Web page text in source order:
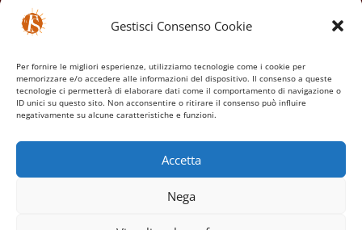
Gestisci Consenso Cookie
Per fornire le migliori esperienze, utilizziamo tecnologie come i cookie per
memorizzare e/o accedere alle informazioni del dispositivo. Il consenso a queste
tecnologie ci permetterà di elaborare dati come il comportamento di navigazione o
ID unici su questo sito. Non acconsentire o ritirare il consenso può influire
negativamente su alcune caratteristiche e funzioni.
Accetta
Nega
• Condizioni generali di vendita